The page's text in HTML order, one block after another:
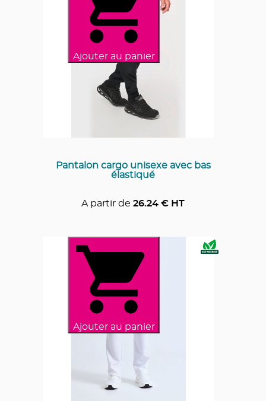
Ajouter au panier
Pantalon cargo unisexe avec bas
élastiqué
A partir de 26.24 € HT
Ajouter au panier